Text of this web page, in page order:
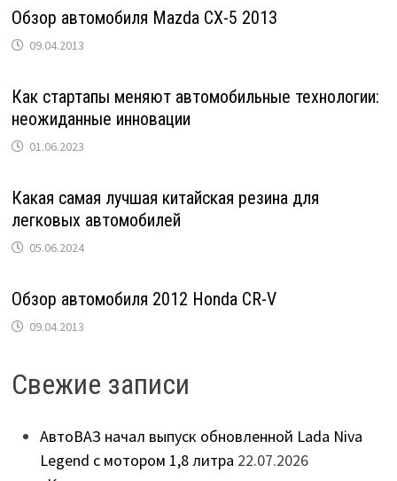
Обзор автомобиля Mazda CX-5 2013
09.04.2013
Как стартапы меняют автомобильные технологии:
неожиданные инновации
01.06.2023
Какая самая лучшая китайская резина для
легковых автомобилей
05.06.2024
Обзор автомобиля 2012 Honda CR-V
09.04.2013
Свежие записи
АвтоВАЗ начал выпуск обновленной Lada Niva
Legend с мотором 1,8 литра 22.07.2026